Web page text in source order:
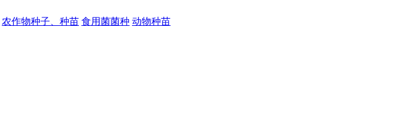
农作物种子、种苗 食用菌菌种 动物种苗